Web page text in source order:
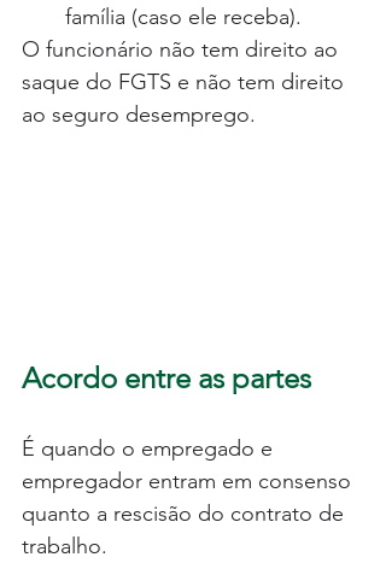
família (caso ele receba).
O funcionário não tem direito ao
saque do FGTS e não tem direito
ao seguro desemprego.
Acordo entre as partes
É quando o empregado e
empregador entram em consenso
quanto a rescisão do contrato de
trabalho.